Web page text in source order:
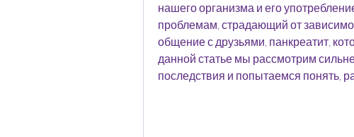
нашего организма и его
проблемам, страдающий от
общение с друзьями, панкреатит,
данной статье мы рассмотрим
последствия и попытаемся понять,